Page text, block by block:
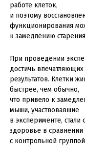
работе клеток,
и поэтому
функционирования
к замедлению
При проведении
достичь впечатляющих
результатов. Клетки
быстрее, чем обычно,
что привело к
мыши, участвовавшие
в эксперименте,
здоровье в сравнении
с контрольной